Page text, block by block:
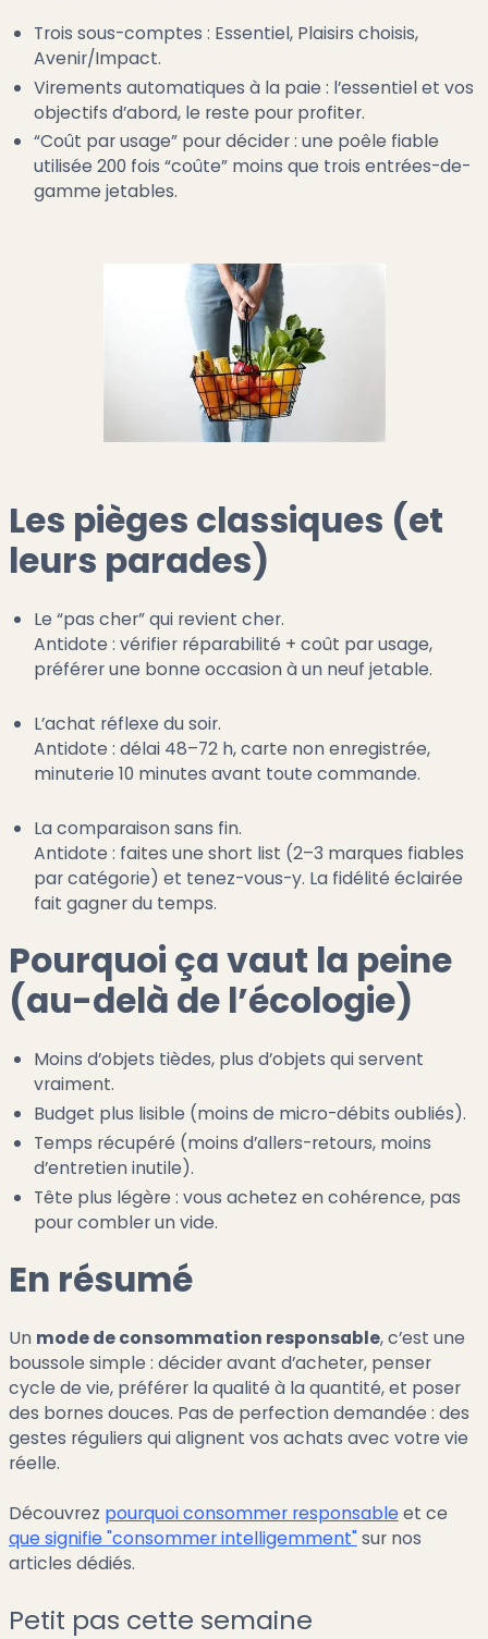
Trois sous-comptes : Essentiel, Plaisirs choisis,
Avenir/Impact.
Virements automatiques à la paie : l’essentiel et vos
objectifs d’abord, le reste pour profiter.
“Coût par usage” pour décider : une poêle fiable
utilisée 200 fois “coûte” moins que trois entrées-de-
gamme jetables.
Les pièges classiques (et
leurs parades)
Le “pas cher” qui revient cher.
Antidote : vérifier réparabilité + coût par usage,
préférer une bonne occasion à un neuf jetable.
L’achat réflexe du soir.
Antidote : délai 48–72 h, carte non enregistrée,
minuterie 10 minutes avant toute commande.
La comparaison sans fin.
Antidote : faites une short list (2–3 marques fiables
par catégorie) et tenez-vous-y. La fidélité éclairée
fait gagner du temps.
Pourquoi ça vaut la peine
(au-delà de l’écologie)
Moins d’objets tièdes, plus d’objets qui servent
vraiment.
Budget plus lisible (moins de micro-débits oubliés).
Temps récupéré (moins d’allers-retours, moins
d’entretien inutile).
Tête plus légère : vous achetez en cohérence, pas
pour combler un vide.
En résumé
Un mode de consommation responsable, c’est une
boussole simple : décider avant d’acheter, penser
cycle de vie, préférer la qualité à la quantité, et poser
des bornes douces. Pas de perfection demandée : des
gestes réguliers qui alignent vos achats avec votre vie
réelle.
Découvrez pourquoi consommer responsableet ce
que signifie "consommer intelligemment"sur nos
articles dédiés.
Petit pas cette semaine